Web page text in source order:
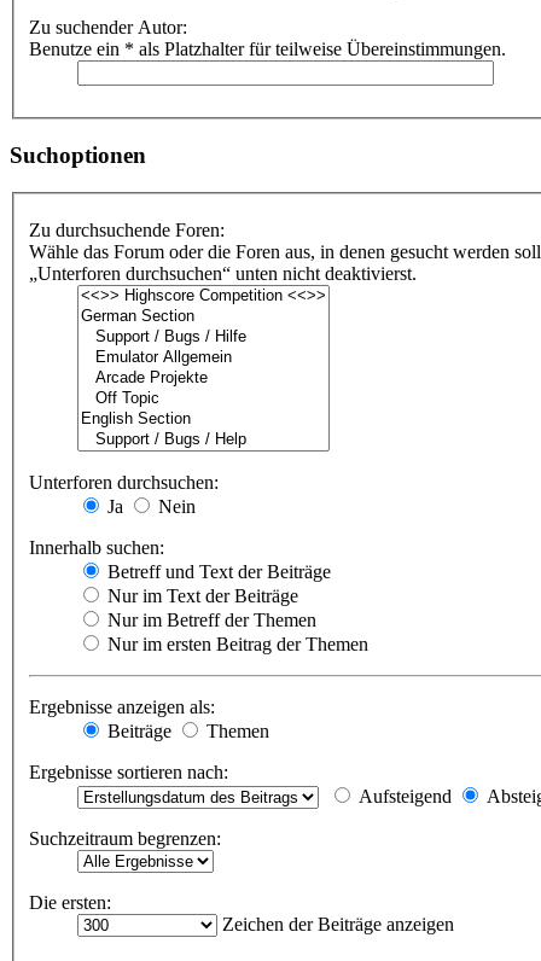
Zu suchender Autor:
Benutze ein * als Platzhalter für teilweise Übereinstimmungen.
Suchoptionen
Zu durchsuchende Foren:
Wähle das Forum oder die Foren aus, in denen gesucht werden
„Unterforen durchsuchen“ unten nicht deaktivierst.
Unterforen durchsuchen:
Ja
Nein
Innerhalb suchen:
Betreff und Text der Beiträge
Nur im Text der Beiträge
Nur im Betreff der Themen
Nur im ersten Beitrag der Themen
Ergebnisse anzeigen als:
Beiträge
Themen
Ergebnisse sortieren nach:
Aufsteigend
Suchzeitraum begrenzen:
Die ersten:
Zeichen der Beiträge anzeigen